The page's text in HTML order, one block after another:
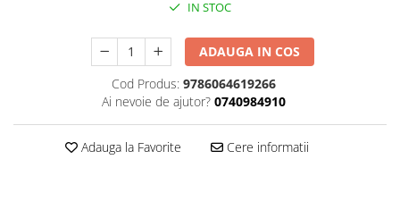
Sociologie si filozofie
IN STOC
ADAUGA IN COS
Cod Produs: 9786064619266
Ai nevoie de ajutor? 0740984910
Adauga la Favorite Cere informatii